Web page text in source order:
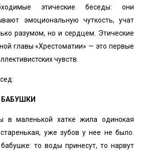
этические беседы: они
эмоциональную чуткость, учат
разумом, но и сердцем. Этические
главы «Хрестоматии» — это первые
чувств.
БАБУШКИ
в маленькой хатке жила одинокая
уже зубов у нее не было.
то воды принесут, то нарвут